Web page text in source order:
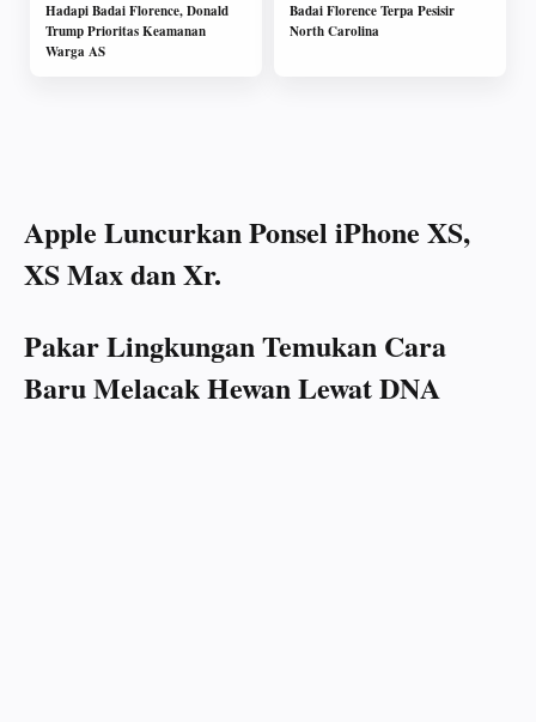
Hadapi Badai Florence, Donald
Trump Prioritas Keamanan
Warga AS
Badai Florence Terpa Pesisir
North Carolina
Apple Luncurkan Ponsel iPhone XS,
XS Max dan Xr.
Pakar Lingkungan Temukan Cara
Baru Melacak Hewan Lewat DNA